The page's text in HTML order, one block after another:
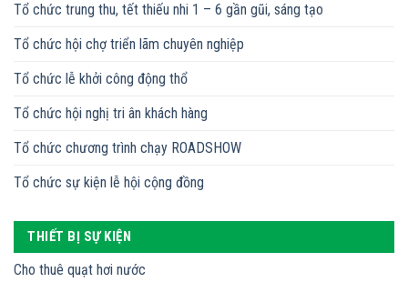
Tổ chức trung thu, tết thiếu nhi 1 – 6 gần gũi, sáng tạo
Tổ chức hội chợ triển lãm chuyên nghiệp
Tổ chức lễ khởi công động thổ
Tổ chức hội nghị tri ân khách hàng
Tổ chức chương trình chạy ROADSHOW
Tổ chức sự kiện lễ hội cộng đồng
THIẾT BỊ SỰ KIỆN
Cho thuê quạt hơi nước